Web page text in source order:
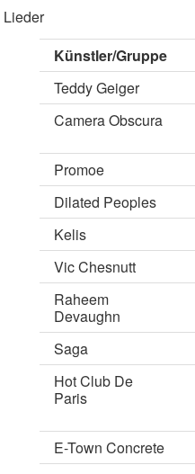
Lieder
Künstler/Gruppe
Teddy Geiger
Camera Obscura
Promoe
Dilated Peoples
Kelis
Vic Chesnutt
Raheem
Devaughn
Saga
Hot Club De
Paris
E-Town Concrete